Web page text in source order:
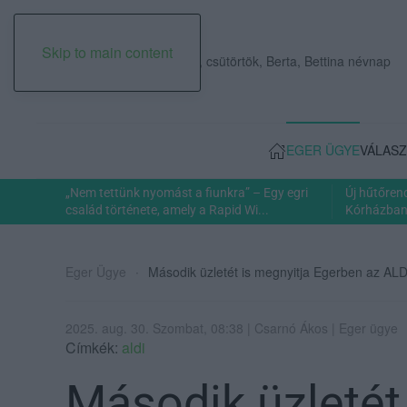
Skip to main content
2026. augusztus 06., csütörtök, Berta, Bettina névnap
EGER ÜGYE
„Nem tettünk nyomást a fiunkra” – Egy egri
család története, amely a Rapid Wi...
Új
Eger Ügye Második üzletét is megnyitja Egerben az
2025. aug. 30. Szombat, 08:38 | Csarnó Ákos | Eger ügye
Címkék: aldi